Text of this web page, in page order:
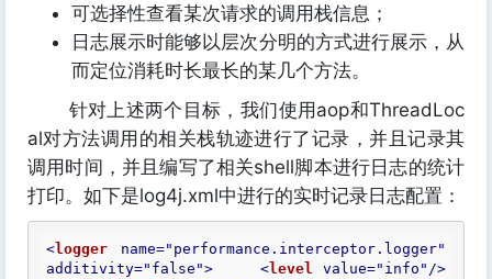
可选择性查看某次请求的调用栈信息；
日志展示时能够以层次分明的方式进行展示，从
而定位消耗时长最长的某几个方法。
针对上述两个目标，我们使用aop和ThreadLoc
al对方法调用的相关栈轨迹进行了记录，并且记录其
调用时间，并且编写了相关shell脚本进行日志的统计
打印。如下是log4j.xml中进行的实时记录日志配置：
<logger name="performance.interceptor.logger"
additivity="false"> <level value="info" />